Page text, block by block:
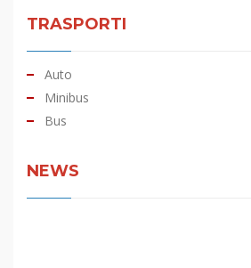
TRASPORTI
Auto
Minibus
Bus
NEWS